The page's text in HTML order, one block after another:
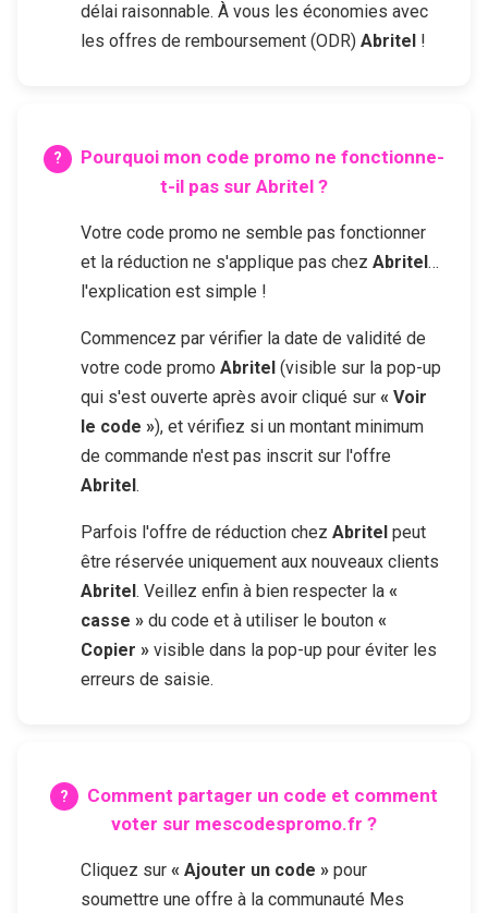
délai raisonnable. À vous les économies avec
les offres de remboursement (ODR) Abritel !
Pourquoi mon code promo ne fonctionne-
t-il pas sur Abritel ?
Votre code promo ne semble pas fonctionner
et la réduction ne s'applique pas chez Abritel…
l'explication est simple !
Commencez par vérifier la date de validité de
votre code promo Abritel (visible sur la pop-up
qui s'est ouverte après avoir cliqué sur « Voir
le code »), et vérifiez si un montant minimum
de commande n'est pas inscrit sur l'offre
Abritel.
Parfois l'offre de réduction chez Abritel peut
être réservée uniquement aux nouveaux clients
Abritel. Veillez enfin à bien respecter la «
casse » du code et à utiliser le bouton «
Copier » visible dans la pop-up pour éviter les
erreurs de saisie.
Comment partager un code et comment
voter sur mescodespromo.fr ?
Cliquez sur « Ajouter un code » pour
soumettre une offre à la communauté Mes